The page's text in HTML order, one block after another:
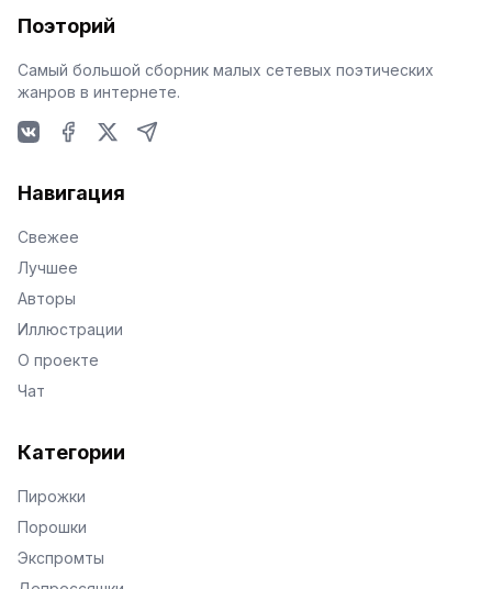
Поэторий
Самый большой сборник малых сетевых поэтических
жанров в интернете.
Навигация
Свежее
Лучшее
Авторы
Иллюстрации
О проекте
Чат
Категории
Пирожки
Порошки
Экспромты